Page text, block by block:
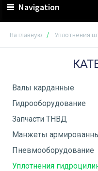
Navigation
На главную Уплотнения
Валы карданные
Гидрооборудование
Запчасти ТНВД
Манжеты
Пневмооборудование
Уплотнения